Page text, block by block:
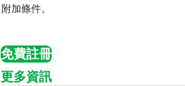
附加條件。
免費註冊
更多資訊